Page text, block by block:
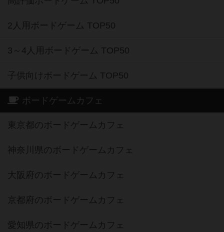
2人用ボードゲーム TOP50
3～4人用ボードゲーム TOP50
子供向けボードゲーム TOP50
ボードゲームカフェ
東京都のボードゲームカフェ
神奈川県のボードゲームカフェ
大阪府のボードゲームカフェ
京都府のボードゲームカフェ
愛知県のボードゲームカフェ